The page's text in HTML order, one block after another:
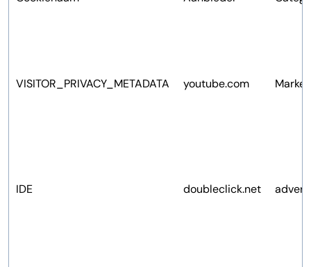
VISITOR_PRIVACY_METADATA youtube.com
IDE doubleclick.net